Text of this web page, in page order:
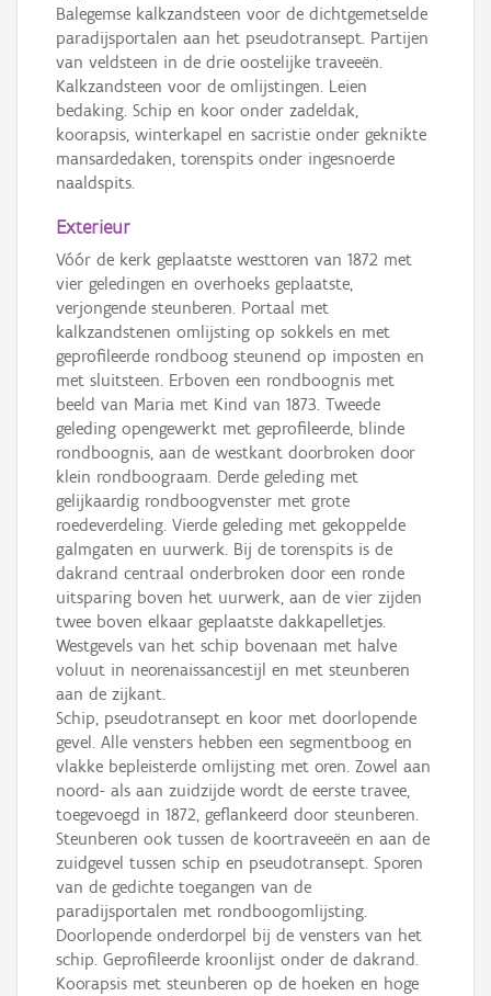
Balegemse kalkzandsteen voor de dichtgemetselde
paradijsportalen aan het pseudotransept. Partijen
van veldsteen in de drie oostelijke traveeën.
Kalkzandsteen voor de omlijstingen. Leien
bedaking. Schip en koor onder zadeldak,
koorapsis, winterkapel en sacristie onder geknikte
mansardedaken, torenspits onder ingesnoerde
naaldspits.
Exterieur
Vóór de kerk geplaatste westtoren van 1872 met
vier geledingen en overhoeks geplaatste,
verjongende steunberen. Portaal met
kalkzandstenen omlijsting op sokkels en met
geprofileerde rondboog steunend op imposten en
met sluitsteen. Erboven een rondboognis met
beeld van Maria met Kind van 1873. Tweede
geleding opengewerkt met geprofileerde, blinde
rondboognis, aan de westkant doorbroken door
klein rondboograam. Derde geleding met
gelijkaardig rondboogvenster met grote
roedeverdeling. Vierde geleding met gekoppelde
galmgaten en uurwerk. Bij de torenspits is de
dakrand centraal onderbroken door een ronde
uitsparing boven het uurwerk, aan de vier zijden
twee boven elkaar geplaatste dakkapelletjes.
Westgevels van het schip bovenaan met halve
voluut in neorenaissancestijl en met steunberen
aan de zijkant.
Schip, pseudotransept en koor met doorlopende
gevel. Alle vensters hebben een segmentboog en
vlakke bepleisterde omlijsting met oren. Zowel aan
noord- als aan zuidzijde wordt de eerste travee,
toegevoegd in 1872, geflankeerd door steunberen.
Steunberen ook tussen de koortraveeën en aan de
zuidgevel tussen schip en pseudotransept. Sporen
van de gedichte toegangen van de
paradijsportalen met rondboogomlijsting.
Doorlopende onderdorpel bij de vensters van het
schip. Geprofileerde kroonlijst onder de dakrand.
Koorapsis met steunberen op de hoeken en hoge